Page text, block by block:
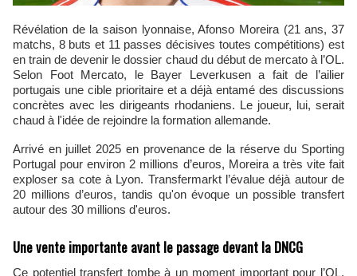
Révélation de la saison lyonnaise, Afonso Moreira (21 ans, 37
matchs, 8 buts et 11 passes décisives toutes compétitions) est
en train de devenir le dossier chaud du début de mercato à l’OL.
Selon Foot Mercato, le Bayer Leverkusen a fait de l’ailier
portugais une cible prioritaire et a déjà entamé des discussions
concrètes avec les dirigeants rhodaniens. Le joueur, lui, serait
chaud à l'idée de rejoindre la formation allemande.
Arrivé en juillet 2025 en provenance de la réserve du Sporting
Portugal pour environ 2 millions d’euros, Moreira a très vite fait
exploser sa cote à Lyon. Transfermarkt l’évalue déjà autour de
20 millions d’euros, tandis qu'on évoque un possible transfert
autour des 30 millions d'euros.
Une vente importante avant le passage devant la DNCG
Ce potentiel transfert tombe à un moment important pour l’OL,